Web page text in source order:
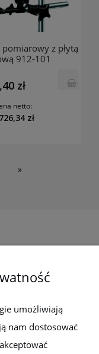
pomiarowy z płytą
912-101
zł
netto:
zł
»
umożliwiają
nam dostosować